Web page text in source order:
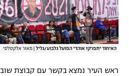
האיחוד יתפרק? אוהדי הפועל גלבוע/גליל מאור אלקסלסי
ראש העיר נמצא בקשר עם קבוצת